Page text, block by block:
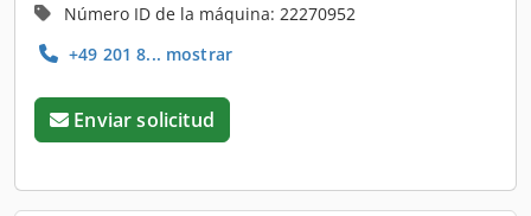
Número ID de la máquina: 22270952
+49 201 8... mostrar
Enviar solicitud